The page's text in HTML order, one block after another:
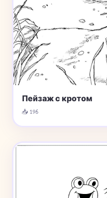
Пейзаж с кротом
📥 196